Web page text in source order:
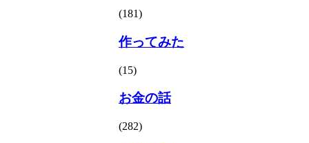
(181)
作ってみた
(15)
お金の話
(282)